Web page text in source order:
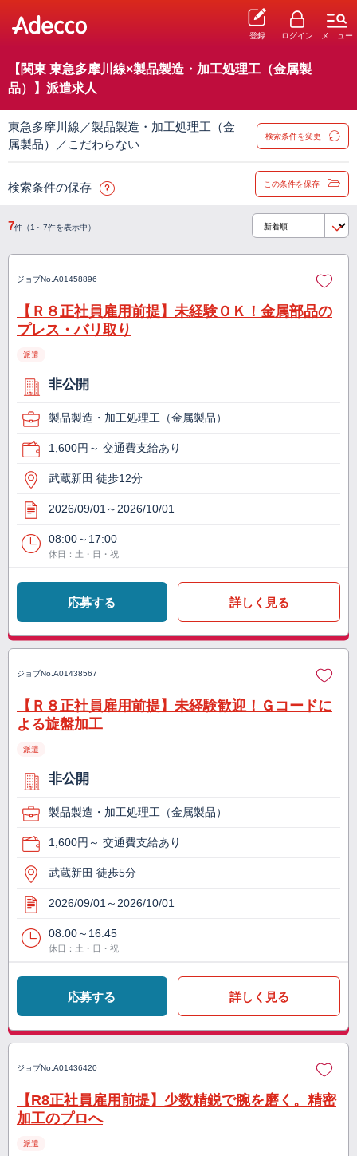
登録 ログイン メニュー
【関東 東急多摩川線×製品製造・加工処理工（金属製
品）】派遣求人
東急多摩川線／製品製造・加工処理工（金
属製品）／こだわらない
検索条件を変更
検索条件の保存 この条件を保存
7件（1～7件を表示中）
ジョブNo. A01458896
【Ｒ８正社員雇用前提】未経験ＯＫ！金属部品の
プレス・バリ取り
派遣
非公開
製品製造・加工処理工（金属製品）
1,600円～ 交通費支給あり
武蔵新田 徒歩12分
2026/09/01～2026/10/01
08:00～17:00
休日：土・日・祝
応募する 詳しく見る
ジョブNo. A01438567
【Ｒ８正社員雇用前提】未経験歓迎！Ｇコードに
よる旋盤加工
派遣
非公開
製品製造・加工処理工（金属製品）
1,600円～ 交通費支給あり
武蔵新田 徒歩5分
2026/09/01～2026/10/01
08:00～16:45
休日：土・日・祝
応募する 詳しく見る
ジョブNo. A01436420
【R8正社員雇用前提】少数精鋭で腕を磨く。精密
加工のプロへ
派遣